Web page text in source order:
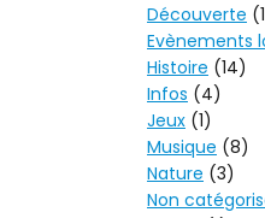
Découverte
Evènements
Histoire (14)
Infos (4)
Jeux (1)
Musique (8)
Nature (3)
Non